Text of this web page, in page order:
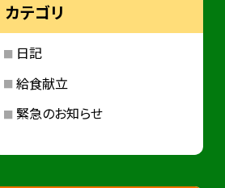
カテゴリ
日記
給食献立
緊急のお知らせ